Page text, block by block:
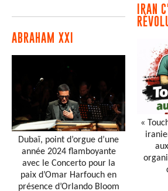
ABRAHAM XXI
Dubaï, point d’orgue d’une
année 2024 flamboyante
avec le Concerto pour la
paix d’Omar Harfouch en
présence d’Orlando Bloom
IRAN
«